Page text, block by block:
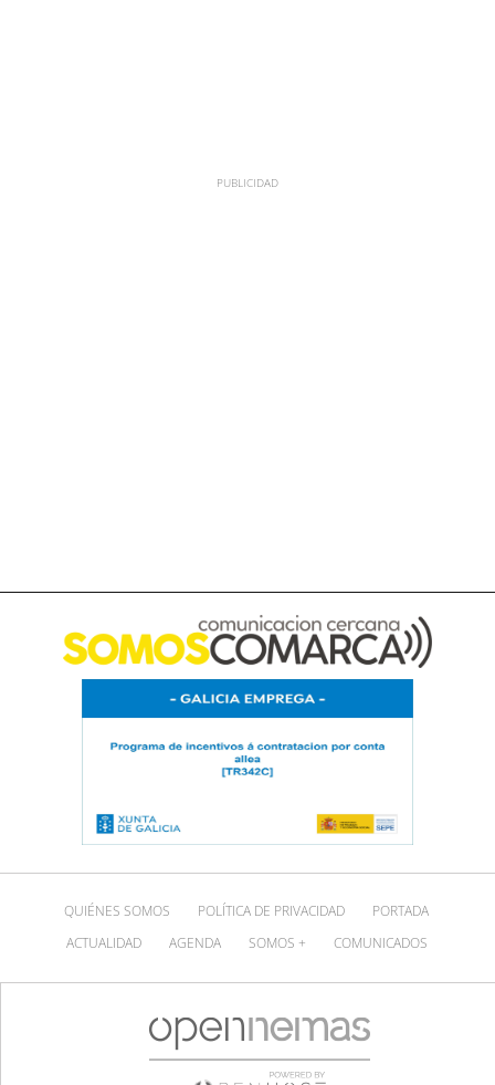
QUIÉNES SOMOS POLÍTICA DE PRIVACIDAD
PORTADA
ACTUALIDAD
AGENDA SOMOS + COMUNICADOS